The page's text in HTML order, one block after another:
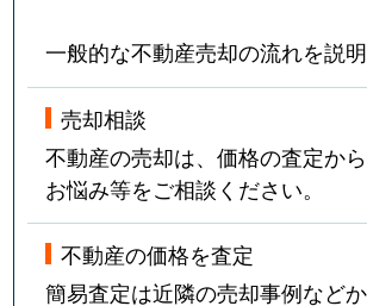
一般的な不動産売却の流れを説明
売却相談
不動産の売却は、価格の査定か
お悩み等をご相談ください。
不動産の価格を査定
簡易査定は近隣の売却事例など